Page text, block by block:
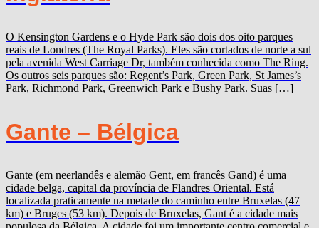
O Kensington Gardens e o Hyde Park são dois dos oito parques
reais de Londres (The Royal Parks). Eles são cortados de norte a sul
pela avenida West Carriage Dr, também conhecida como The Ring.
Os outros seis parques são: Regent’s Park, Green Park, St James’s
Park, Richmond Park, Greenwich Park e Bushy Park. Suas […]
Gante – Bélgica
Gante (em neerlandês e alemão Gent, em francês Gand) é uma
cidade belga, capital da província de Flandres Oriental. Está
localizada praticamente na metade do caminho entre Bruxelas (47
km) e Bruges (53 km). Depois de Bruxelas, Gant é a cidade mais